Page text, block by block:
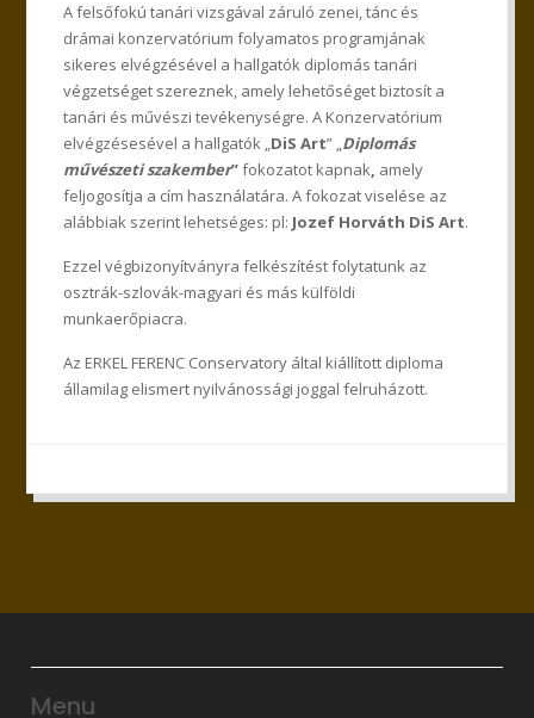
A felsőfokú tanári vizsgával záruló zenei, tánc és
drámai konzervatórium folyamatos programjának
sikeres elvégzésével a hallgatók diplomás tanári
végzetséget szereznek, amely lehetőséget biztosít a
tanári és művészi tevékenységre. A Konzervatórium
elvégzésesével a hallgatók „DiS Art” „Diplomás
művészeti szakember”fokozatot kapnak, amely
feljogosítja a cím használatára. A fokozat viselése az
alábbiak szerint lehetséges: pl: Jozef Horváth DiS Art.
Ezzel végbizonyítványra felkészítést folytatunk az
osztrák-szlovák-magyari és más külföldi
munkaerőpiacra.
Az ERKEL FERENC Conservatory által kiállított diploma
államilag elismert nyilvánossági joggal felruházott.
Menu